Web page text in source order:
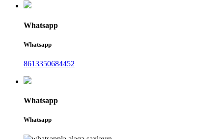
Whatsapp
Whatsapp
8613350684452
Whatsapp
Whatsapp